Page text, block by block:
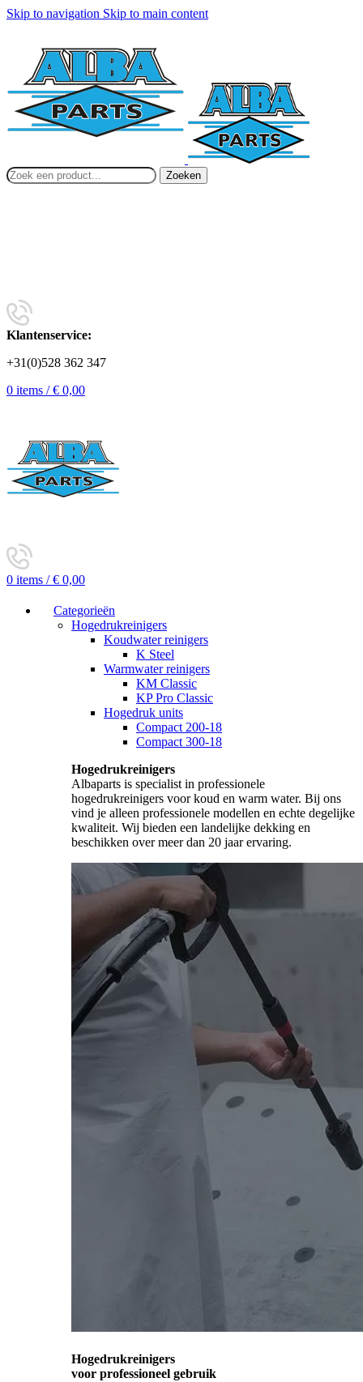
Skip to navigation Skip to main content
Zoeken
Klantenservice:
+31(0)528 362 347
0 items / € 0,00
0 items / € 0,00
Categorieën
Hogedrukreinigers
Koudwater reinigers
K Steel
Warmwater reinigers
KM Classic
KP Pro Classic
Hogedruk units
Compact 200-18
Compact 300-18
Hogedrukreinigers
Albaparts is specialist in professionele
hogedrukreinigers voor koud en warm water. Bij ons
vind je alleen professionele modellen en echte degelijke
kwaliteit. Wij bieden een landelijke dekking en
beschikken over meer dan 20 jaar ervaring.
Hogedrukreinigers
voor professioneel gebruik